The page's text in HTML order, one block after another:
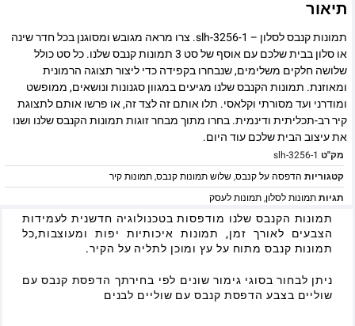
תיאור
תמונות קנבס לסלון – slh-3256-1. צרו מראה מגובש ומסוגנן בכל חדר שינה
או סלון בבית שלכם עם אוסף של סט 3 תמונות קנבס שלנו. כל סט כולל
שלושה חלקים משלימים, שנבחרו בקפידה כדי ליצור תצוגה הרמונית
ומאוזנת. תמונות הקנבס שלנו מגיעים במגוון סגנונות ונושאים, ממופשט
ומודרני ועד מסורתי וקלאסי. תלו אותם זה לצד זה, או פרשו אותם לתצוגת
קיר רב-תכליתית ודינמית. בחרו מתוך מבחר זוגות תמונות הקנבס שלנו ושנו
את עיצוב הבית שלכם עוד היום.
מק"ט slh-3256-1
קטגוריות הדפסה על קנבס,שלוש תמונות קנבס,תמונות קיר
תגיותתמונות לסלון,תמונות לעסק
תמונות הקנבס שלנו מודפסות בטכנולוגיה חדשנית לעמידות
הצבעים לאורך זמן, תמונות איכותיות יפות ומעוצבות,כל
תמונות קנבס מתוח על עץ ומוכן לתליה על הקיר.
ניתן לבחור בסוגי גימור שונים לפי בחירתך הדפסת קנבס עם
שוליים בצבע הדפסת קנבס עם שוליים לבנים